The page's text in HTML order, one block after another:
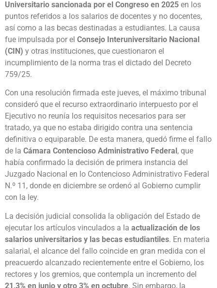
Universitario sancionada por el Congreso en 2025 en los
puntos referidos a los salarios de docentes y no docentes,
así como a las becas destinadas a estudiantes. La causa
fue impulsada por el Consejo Interuniversitario Nacional
(CIN) y otras instituciones, que cuestionaron el
incumplimiento de la norma tras el dictado del Decreto
759/25.
Con una resolución firmada este jueves, el máximo tribunal
consideró que el recurso extraordinario interpuesto por el
Ejecutivo no reunía los requisitos necesarios para ser
tratado, ya que no estaba dirigido contra una sentencia
definitiva o equiparable. De esta manera, quedó firme el fallo
de la Cámara Contencioso Administrativo Federal , que
había confirmado la decisión de primera instancia del
Juzgado Nacional en lo Contencioso Administrativo Federal
N.º 11, donde en diciembre se ordenó al Gobierno cumplir
con la ley.
La decisión judicial consolida la obligación del Estado de
ejecutar los artículos vinculados a la actualización de los
salarios universitarios y las becas estudiantiles. En materia
salarial, el alcance del fallo coincide en gran medida con el
preacuerdo alcanzado recientemente entre el Gobierno, los
rectores y los gremios, que contempla un incremento del
21,3% en junio y otro 3% en octubre. Sin embargo, la